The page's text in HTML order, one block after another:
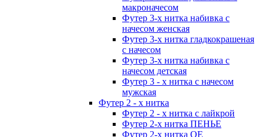
макроначесом
Футер 3-х нитка набивка с
начесом женская
Футер 3-х нитка гладкокрашеная
с начесом
Футер 3-х нитка набивка с
начесом детская
Футер 3 - х нитка с начесом
мужская
Футер 2 - х нитка
Футер 2 - х нитка с лайкрой
Футер 2-х нитка ПЕНЬЕ
Футер 2-х нитка ОЕ